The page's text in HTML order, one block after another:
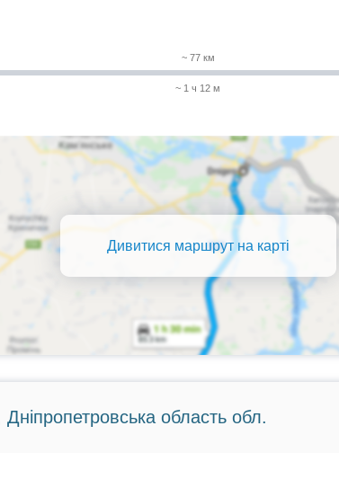
~ 77 км
~ 1 ч 12 м
Дивитися маршрут на карті
область обл.